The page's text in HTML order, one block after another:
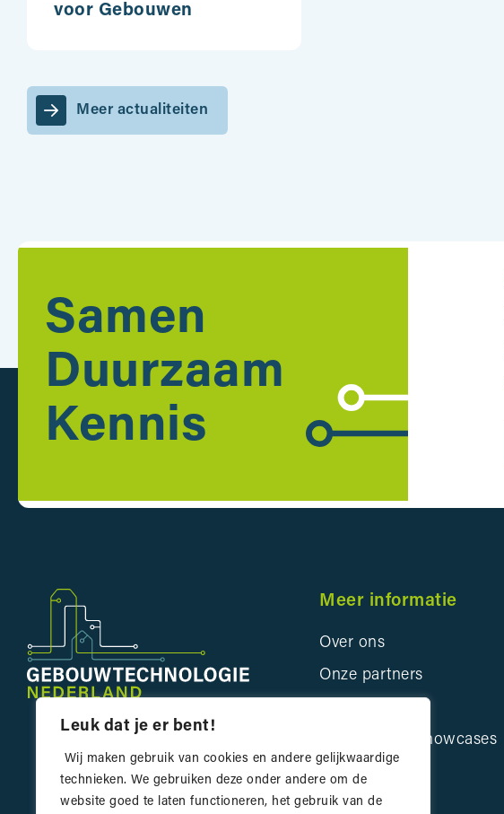
Leuk dat je er bent!
Wij maken gebruik van cookies en andere gelijkwaardige
technieken. We gebruiken deze onder andere om de
website goed te laten functioneren, het gebruik van de
voor Gebouwen
Meer actualiteiten
Samen
Duurzaam
Kennis
Meer informatie
Over ons
Onze partners
Innovatie en Showcases
Contact